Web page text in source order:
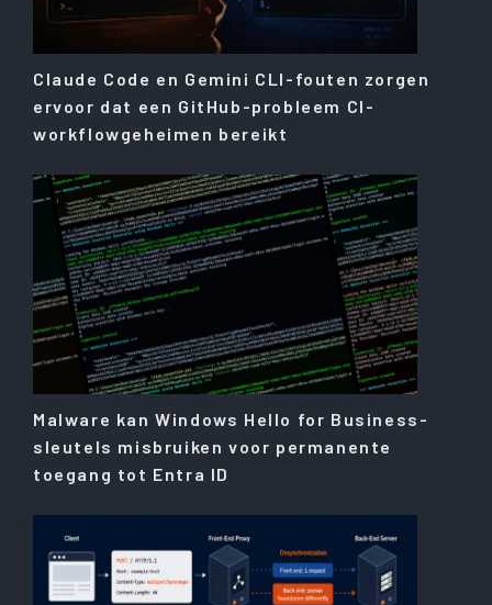
Claude Code en Gemini CLI-fouten zorgen
ervoor dat een GitHub-probleem CI-
workflowgeheimen bereikt
Malware kan Windows Hello for Business-
sleutels misbruiken voor permanente
toegang tot Entra ID